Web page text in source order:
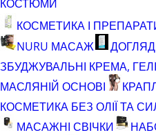
КОСТЮМИ
КОСМЕТИКА І
NURU МАСАЖ
ЗБУДЖУВАЛЬНІ КРЕМА, ГЕЛІ
МАСЛЯНІЙ ОСНОВІ
КОСМЕТИКА БЕЗ ОЛІЇ ТА
МАСАЖНІ СВІЧКИ